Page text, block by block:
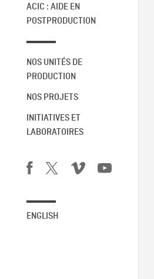
ACIC : AIDE EN
POSTPRODUCTION
NOS UNITÉS DE
PRODUCTION
NOS PROJETS
INITIATIVES ET
LABORATOIRES
ENGLISH